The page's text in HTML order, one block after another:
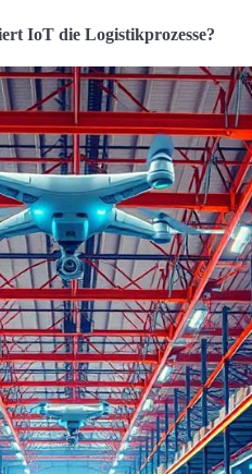
IoT die Logistikprozesse?